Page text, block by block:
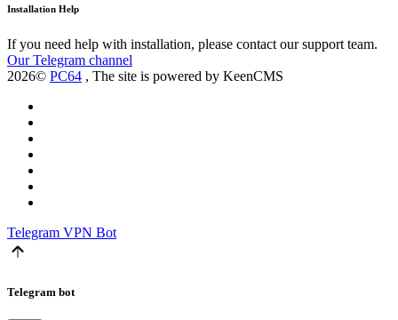
Installation Help
If you need help with installation, please contact our support team.
Our Telegram channel
2026© PC64 , The site is powered by KeenCMS
Telegram VPN Bot
Telegram bot